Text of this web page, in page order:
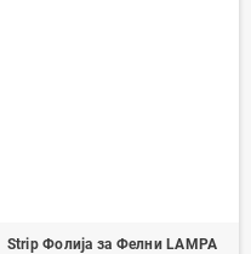
Strip Фолија за Фелни LAMPA